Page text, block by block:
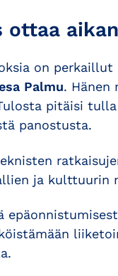
ottaa
on
Palmu. Hänen
pitäisi
panostusta.
ja kulttuurin